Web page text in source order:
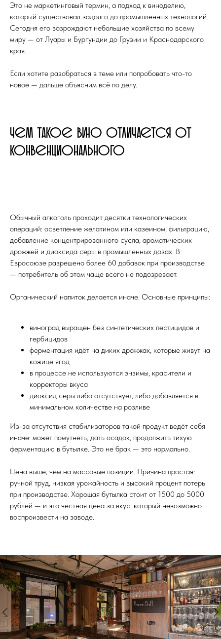
Это не маркетинговый термин, а подход к виноделию,
который существовал задолго до промышленных технологий.
Сегодня его возрождают небольшие хозяйства по всему
миру — от Луары и Бургундии до Грузии и Краснодарского
края.
Если хотите разобраться в теме или попробовать что-то
новое — дальше объясним всё по делу.
Чем такое вино отличается от
конвенционального
Обычный алкоголь проходит десятки технологических
операций: осветление желатином или казеином, фильтрацию,
добавление концентрированного сусла, ароматических
дрожжей и диоксида серы в промышленных дозах. В
Евросоюзе разрешено более 60 добавок при производстве
— потребитель об этом чаще всего не подозревает.
Органический напиток делается иначе. Основные принципы:
виноград выращен без синтетических пестицидов и
гербицидов
ферментация идёт на диких дрожжах, которые живут на
кожице ягод
в процессе не используются энзимы, красители и
корректоры вкуса
диоксид серы либо отсутствует, либо добавляется в
минимальном количестве на розливе
Из-за отсутствия стабилизаторов такой продукт ведёт себя
иначе: может помутнеть, дать осадок, продолжить тихую
ферментацию в бутылке. Это не брак — это нормально.
Цена выше, чем на массовые позиции. Причина простая:
ручной труд, низкая урожайность и высокий процент потерь
при производстве. Хорошая бутылка стоит от 1500 до 5000
рублей — и это честная цена за вкус, который невозможно
воспроизвести на заводе.